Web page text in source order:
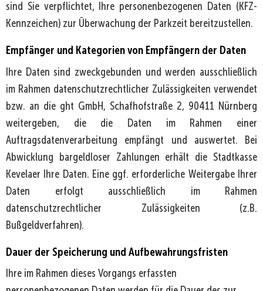
sind Sie verpflichtet, Ihre personenbezogenen Daten (KFZ-
Kennzeichen) zur Überwachung der Parkzeit bereitzustellen.
Empfänger und Kategorien von Empfängern der Daten
Ihre Daten sind zweckgebunden und werden ausschließlich
im Rahmen datenschutzrechtlicher Zulässigkeiten verwendet
bzw. an die ght GmbH, Schafhofstraße 2, 90411 Nürnberg
weitergeben, die die Daten im Rahmen einer
Auftragsdatenverarbeitung empfängt und auswertet. Bei
Abwicklung bargeldloser Zahlungen erhält die Stadtkasse
Kevelaer Ihre Daten. Eine ggf. erforderliche Weitergabe Ihrer
Daten erfolgt ausschließlich im Rahmen
datenschutzrechtlicher Zulässigkeiten (z.B.
Bußgeldverfahren).
Dauer der Speicherung und Aufbewahrungsfristen
Ihre im Rahmen dieses Vorgangs erfassten